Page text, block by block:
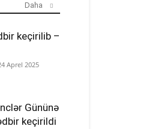
Daha
keçirilib –
Aprel 2025
Gününə
keçirildi